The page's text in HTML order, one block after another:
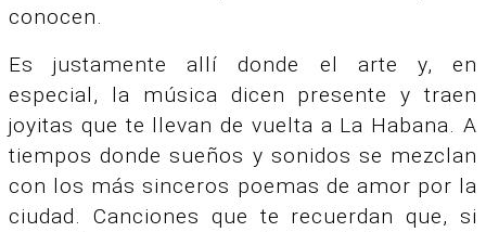
conocen.
Es justamente allí donde el arte y, en
especial, la música dicen presente y traen
joyitas que te llevan de vuelta a La Habana. A
tiempos donde sueños y sonidos se mezclan
con los más sinceros poemas de amor por la
ciudad. Canciones que te recuerdan que, si